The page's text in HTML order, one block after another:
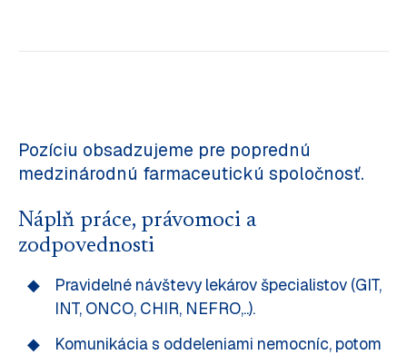
Pozíciu obsadzujeme pre poprednú
medzinárodnú farmaceutickú spoločnosť.
Náplň práce, právomoci a
zodpovednosti
Pravidelné návštevy lekárov špecialistov (GIT,
INT, ONCO, CHIR, NEFRO,..).
Komunikácia s oddeleniami nemocníc, potom